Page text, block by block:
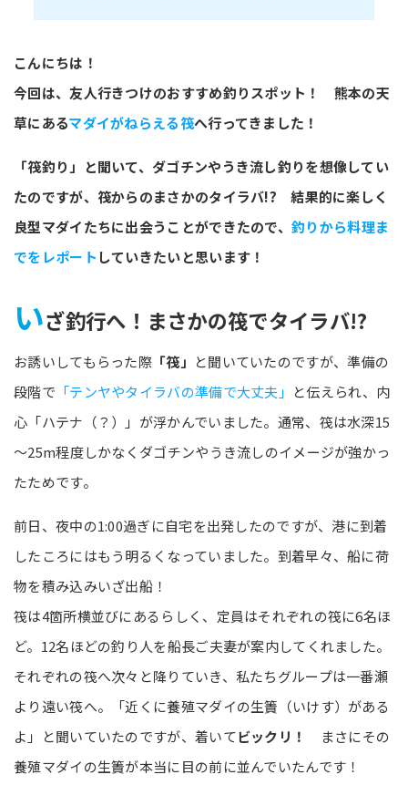
こんにちは！
今回は、友人行きつけのおすすめ釣りスポット！ 熊本の天
草にあるマダイがねらえる筏へ行ってきました！
「筏釣り」と聞いて、ダゴチンやうき流し釣りを想像してい
たのですが、筏からのまさかのタイラバ!? 結果的に楽しく
良型マダイたちに出会うことができたので、 釣りから料理ま
でをレポート していきたいと思います！
いざ釣行へ！まさかの筏でタイラバ!?
お誘いしてもらった際 「筏」 と聞いていたのですが、準備の
段階で 「テンヤやタイラバの準備で大丈夫」 と伝えられ、内
心「ハテナ（？）」が浮かんでいました。通常、筏は水深15
～25m程度しかなくダゴチンやうき流しのイメージが強かっ
たためです。
前日、夜中の1:00過ぎに自宅を出発したのですが、港に到着
したころにはもう明るくなっていました。到着早々、船に荷
物を積み込みいざ出船！
筏は4箇所横並びにあるらしく、定員はそれぞれの筏に6名ほ
ど。12名ほどの釣り人を船長ご夫妻が案内してくれました。
それぞれの筏へ次々と降りていき、私たちグループは一番瀬
より遠い筏へ。「近くに養殖マダイの生簀（いけす）がある
よ」と聞いていたのですが、着いてビックリ！
まさにその
養殖マダイの生簀が本当に目の前に並んでいたんです！